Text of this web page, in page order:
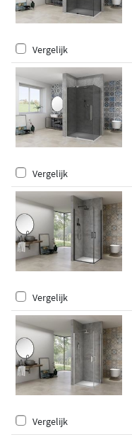
Vergelijk
Vergelijk
Vergelijk
Vergelijk